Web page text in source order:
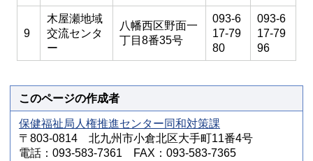
9
木屋瀬地域
交流センタ
ー
八幡西区野面一
丁目8番35号
093-6
17-79
80
093-6
17-79
96
このページの作成者
保健福祉局人権推進センター同和対策課
〒803-0814 北九州市小倉北区大手町11番4号
電話：093-583-7361 FAX：093-583-7365